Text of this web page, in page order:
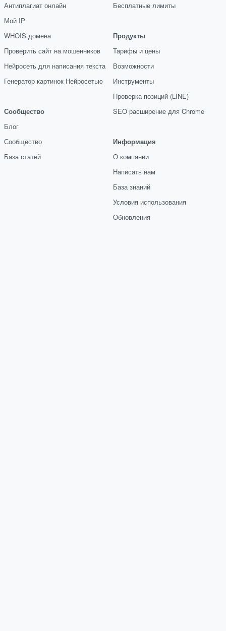
Антиплагиат онлайн
Мой IP
WHOIS домена
Проверить сайт на мошенников
Нейросеть для написания текста
Генератор картинок Нейросетью
Сообщество
Блог
Сообщество
База статей
Бесплатные лимиты
Продукты
Тарифы и цены
Возможности
Инструменты
Проверка позиций (LINE)
SEO расширение для Chrome
Информация
О компании
Написать нам
База знаний
Условия использования
Обновления